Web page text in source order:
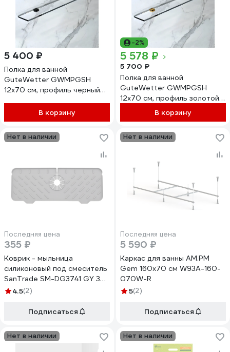
5 400 ₽
Полка для ванной
GuteWetter GWMPGSH
12x70 см, профиль черный
выбеленный, стекло
закаленное 10 мм
4698033019357
В корзину
-2%
5 578 ₽
5 700 ₽
Полка для ванной
GuteWetter GWMPGSH
12x70 см, профиль золотой
гальванический, цвет стекла
выбеленный, стекло
4698033019333
В корзину
Нет в наличии
Последняя цена
355 ₽
Коврик - мыльница
силиконовый под смеситель
SanTrade SM-DG3741 GY 37
мм х14 мм серый 6558
4.5(2)
Подписаться
Нет в наличии
Последняя цена
5 590 ₽
Каркас для ванны AM.PM
Gem 160x70 см W93A-160-
070W-R
5(2)
Подписаться
Нет в наличии Нет в наличии